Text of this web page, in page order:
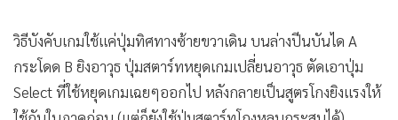
• ชุมชน-คุณภาพชีวิต
อาชญากรรม
• Motoring
• เกม
วิธีบังคับเกมใช้แค่ปุ่มทิศทางซ้ายขวาเดิน บนล่างปีนบันได A
กระโดด B ยิงอาวุธ ปุ่มสตาร์ทหยุดเกมเปลี่ยนอาวุธ ตัดเอาปุ่ม
Select ที่ใช้หยุดเกมเฉยๆออกไป หลังกลายเป็นสูตรโกงยิงแรงให้